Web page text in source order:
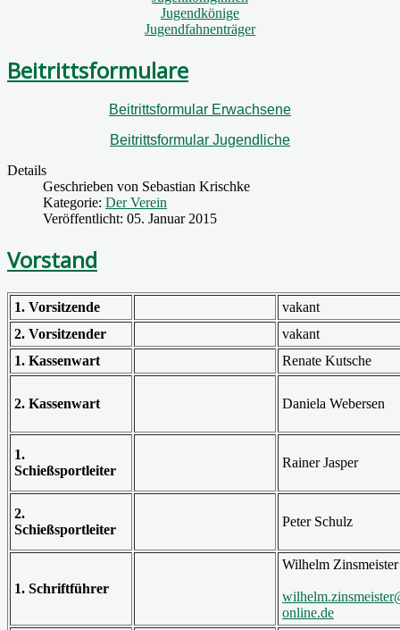
Jugendkönige
Jugendfahnenträger
Beitrittsformulare
Beitrittsformular Erwachsene
Beitrittsformular Jugendliche
Details
Geschrieben von Sebastian Krischke
Kategorie: Der Verein
Veröffentlicht: 05. Januar 2015
Vorstand
1. Vorsitzende
vakant
2. Vorsitzender
vakant
1. Kassenwart
Renate Kutsche
2. Kassenwart Daniela Webersen
1.
Schießsportleiter
Rainer Jasper
2.
Schießsportleiter
Peter Schulz
1. Schriftführer
Wilhelm Zinsmeister
online.de